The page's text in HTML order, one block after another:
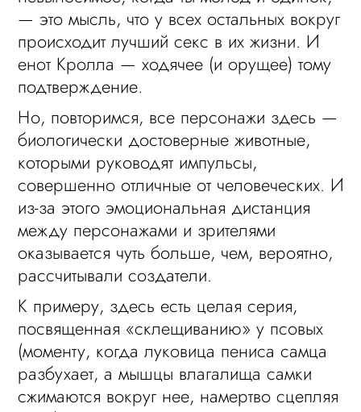
— это мысль, что у всех остальных вокруг
происходит лучший секс в их жизни. И
енот Кролла — ходячее (и орущее) тому
подтверждение.
Но, повторимся, все персонажи здесь —
биологически достоверные животные,
которыми руководят импульсы,
совершенно отличные от человеческих. И
из-за этого эмоциональная дистанция
между персонажами и зрителями
оказывается чуть больше, чем, вероятно,
рассчитывали создатели.
К примеру, здесь есть целая серия,
посвященная «склещиванию» у псовых
(моменту, когда луковица пениса самца
разбухает, а мышцы влагалища самки
сжимаются вокруг нее, намертво сцепляя